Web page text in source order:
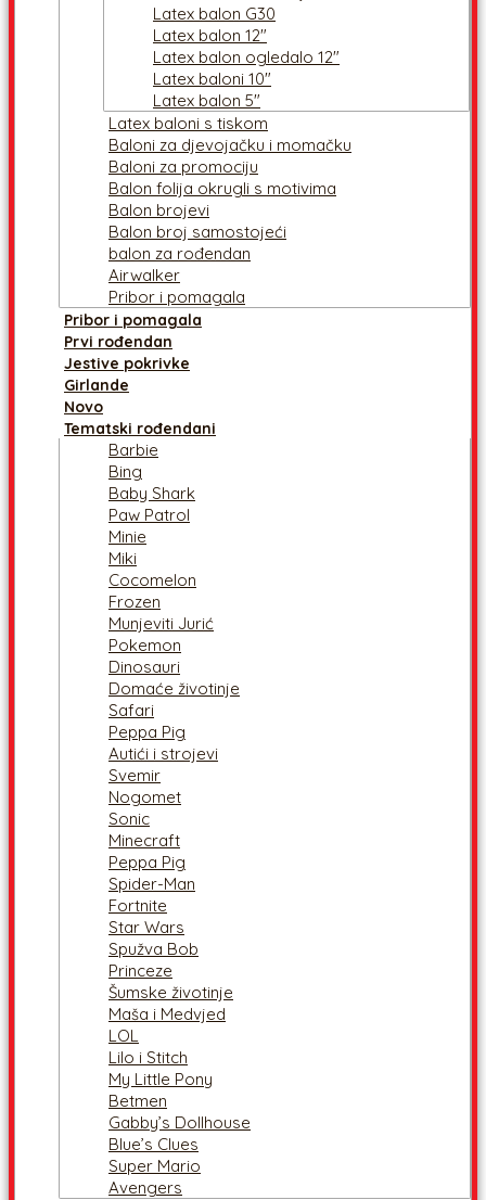
Latex balon G30
Latex balon 12″
Latex balon ogledalo 12″
Latex baloni 10″
Latex balon 5″
Latex baloni s tiskom
Baloni za djevojačku i momačku
Baloni za promociju
Balon folija okrugli s motivima
Balon brojevi
Balon broj samostojeći
balon za rođendan
Airwalker
Pribor i pomagala
Pribor i pomagala
Prvi rođendan
Jestive pokrivke
Girlande
Novo
Tematski rođendani
Barbie
Bing
Baby Shark
Paw Patrol
Minie
Miki
Cocomelon
Frozen
Munjeviti Jurić
Pokemon
Dinosauri
Domaće životinje
Safari
Peppa Pig
Autići i strojevi
Svemir
Nogomet
Sonic
Minecraft
Peppa Pig
Spider-Man
Fortnite
Star Wars
Spužva Bob
Princeze
Šumske životinje
Maša i Medvjed
LOL
Lilo i Stitch
My Little Pony
Betmen
Gabby’s Dollhouse
Blue’s Clues
Super Mario
Avengers